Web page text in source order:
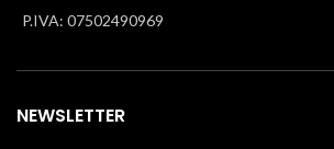
P.IVA: 07502490969
NEWSLETTER